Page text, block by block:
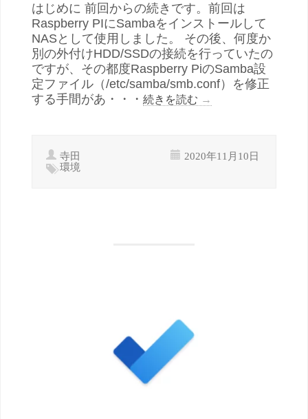
はじめに 前回からの続きです。前回は
Raspberry PIにSambaをインストールして
NASとして使用しました。 その後、何度か
別の外付けHDD/SSDの接続を行っていたの
ですが、その都度Raspberry PiのSamba設
定ファイル（/etc/samba/smb.conf）を修正
する手間があ・・・ 続きを読む →
寺田 2020年11月10日
環境